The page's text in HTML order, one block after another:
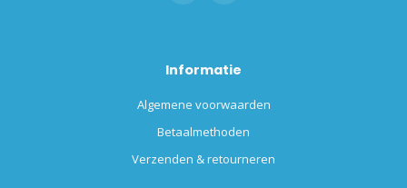
Informatie
Algemene voorwaarden
Betaalmethoden
Verzenden & retourneren